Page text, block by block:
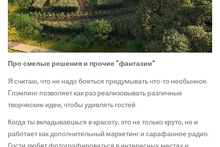
Про смелые решения и прочие “фантазии”
Я считаю, что не надо бояться придумывать что-то необычное.
Глэмпинг позволяет как раз реализовывать различные
творческие идеи, чтобы удивлять гостей.
Когда ты вкладываешься в красоту, это не только круто, но и
работает как дополнительный маркетинг и сарафанное радио.